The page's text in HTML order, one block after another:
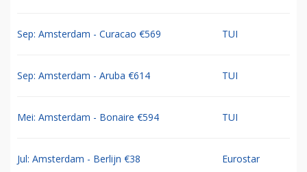
Sep: Amsterdam - Curacao €569 TUI
Sep: Amsterdam - Aruba €614 TUI
Mei: Amsterdam - Bonaire €594 TUI
Jul: Amsterdam - Berlijn €38 Eurostar